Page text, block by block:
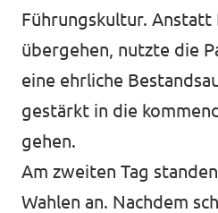
Führungskultur. Anstatt
übergehen, nutzte die
eine ehrliche
gestärkt in die
gehen.
Am zweiten Tag
Wahlen an. Nachdem